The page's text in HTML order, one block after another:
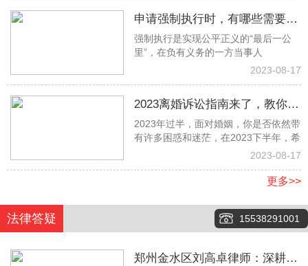
申请强制执行时，有哪些需要注
意的事项？
强制执行是实现公平正义的“最后一公
里”，在负有义务的一方当事人
2023-08-17
2023离婚诉讼指南来了，教你少
走冤枉路！建议收藏→
2023年过半，面对婚姻，你是否依然带
有许多困惑和迷茫，在2023下半年，希
2023-08-17
更多>>
法律答疑 15538291001
郑州金水区刘高卓律师：深耕刑